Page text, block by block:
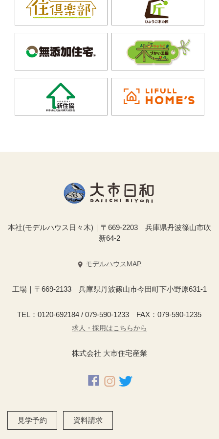
本社(モデルハウス日々木)｜〒669-2203 兵庫県丹波篠山市吹
新64-2
モデルハウスMAP
工場｜〒669-2133 兵庫県丹波篠山市今田町下小野原631-1
TEL：0120-692184 / 079-590-1233 FAX：079-590-1235
求人・採用はこちらから
株式会社 大市住宅産業
見学予約 資料請求